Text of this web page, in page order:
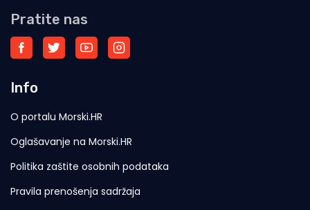
Pratite nas
Info
O portalu Morski.HR
Oglašavanje na Morski.HR
Politika zaštite osobnih podataka
Pravila prenošenja sadržaja